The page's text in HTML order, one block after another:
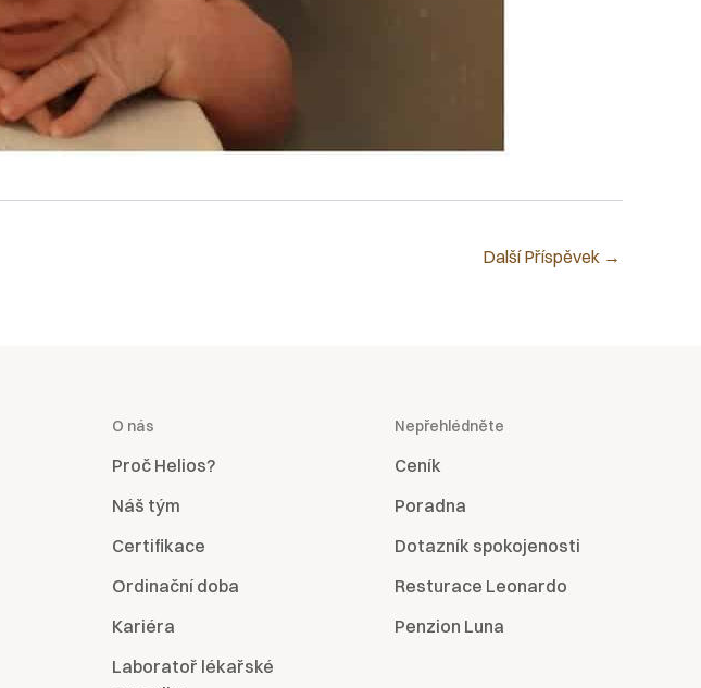
Další Příspěvek →
O nás
Proč Helios?
Náš tým
Certifikace
Ordinační doba
Kariéra
Laboratoř lékařské
Nepřehlédněte
Ceník
Poradna
Dotazník spokojenosti
Resturace Leonardo
Penzion Luna